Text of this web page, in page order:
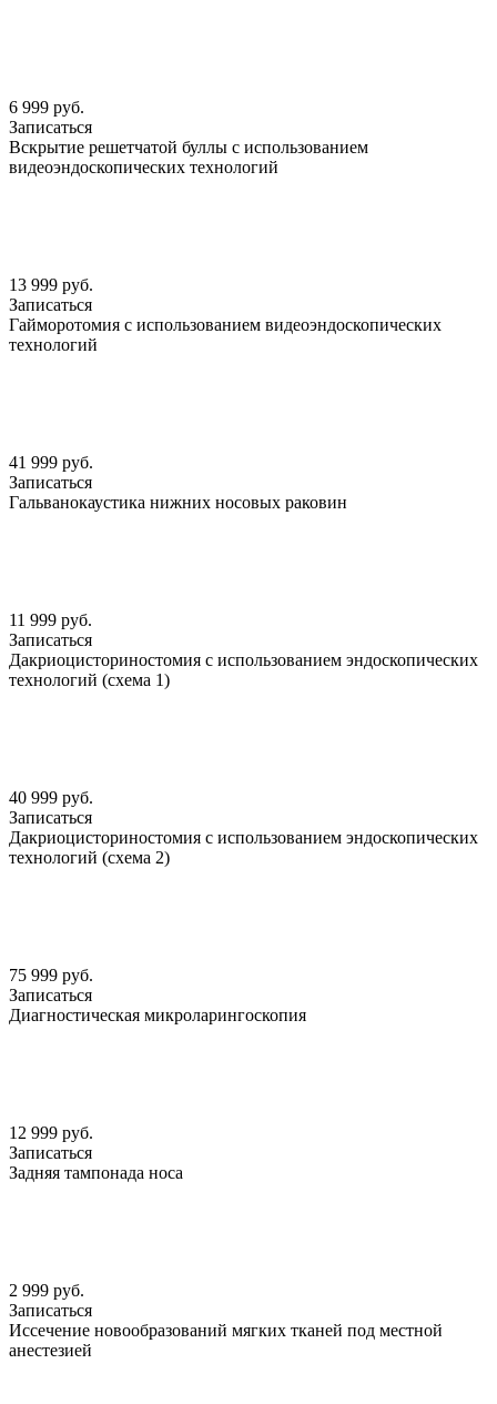
6 999 руб.
Записаться
Вскрытие решетчатой буллы с использованием
видеоэндоскопических технологий
13 999 руб.
Записаться
Гайморотомия с использованием видеоэндоскопических
технологий
41 999 руб.
Записаться
Гальванокаустика нижних носовых раковин
11 999 руб.
Записаться
Дакриоцисториностомия с использованием эндоскопических
технологий (схема 1)
40 999 руб.
Записаться
Дакриоцисториностомия с использованием эндоскопических
технологий (схема 2)
75 999 руб.
Записаться
Диагностическая микроларингоскопия
12 999 руб.
Записаться
Задняя тампонада носа
2 999 руб.
Записаться
Иссечение новообразований мягких тканей под местной
анестезией